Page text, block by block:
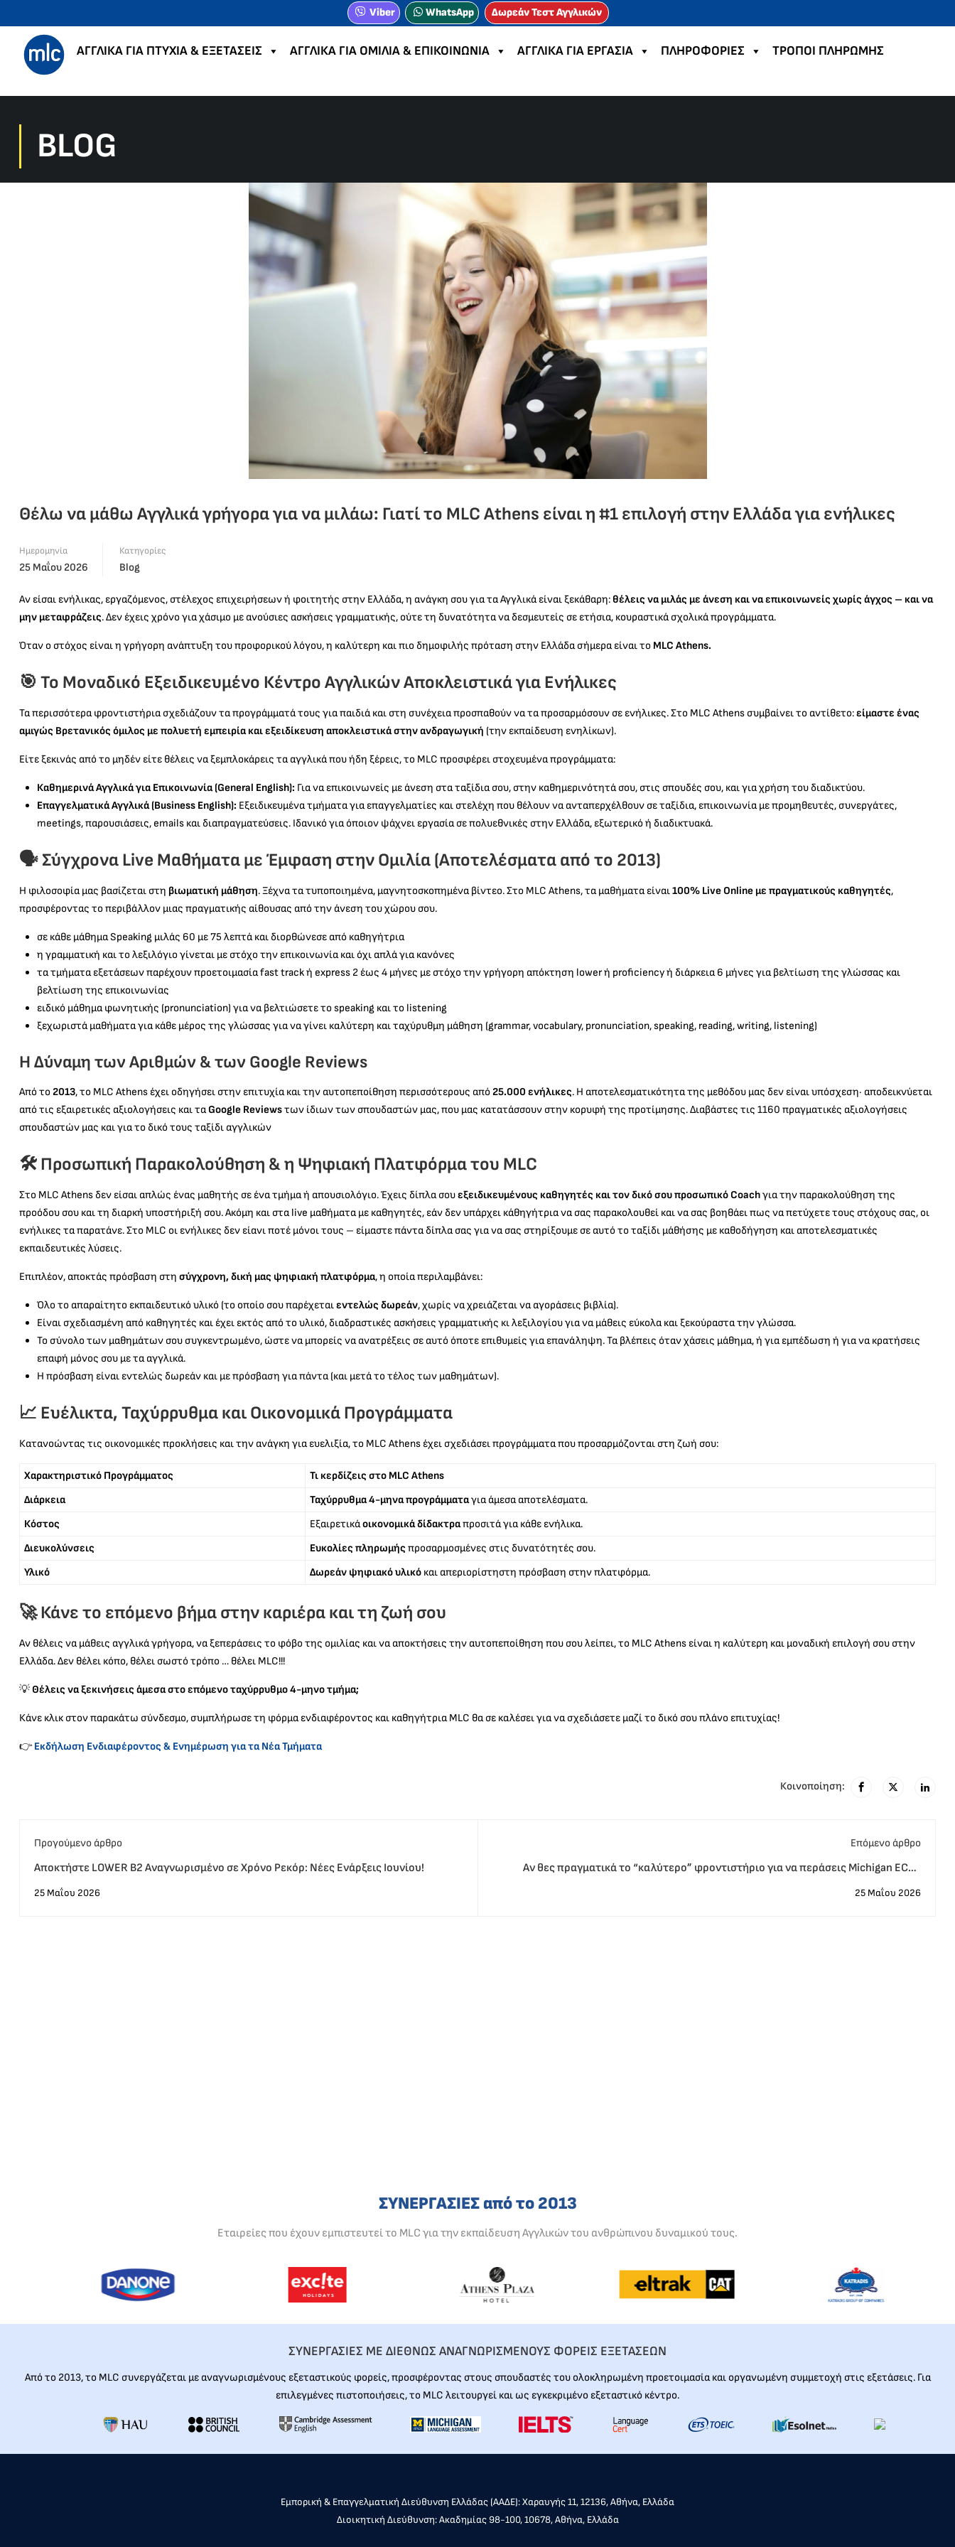
Viber WhatsApp Δωρεάν Τεστ Αγγλικών
ΑΓΓΛΙΚΑ ΓΙΑ ΠΤΥΧΙΑ & ΕΞΕΤΑΣΕΙΣ ΑΓΓΛΙΚΑ ΓΙΑ ΟΜΙΛΙΑ & ΕΠΙΚΟΙΝΩΝΙΑ ΑΓΓΛΙΚΑ ΓΙΑ ΕΡΓΑΣΙΑ ΠΛΗΡΟΦΟΡΙΕΣ TΡΟΠΟΙ ΠΛΗΡΩΜΗΣ
BLOG
Θέλω να μάθω Αγγλικά γρήγορα για να μιλάω: Γιατί το MLC Athens είναι η #1 επιλογή στην Ελλάδα για ενήλικες
Ημερομηνία
25 Μαΐου 2026
Κατηγορίες
Blog
Αν είσαι ενήλικας, εργαζόμενος, στέλεχος επιχειρήσεων ή φοιτητής στην Ελλάδα, η ανάγκη σου για τα Αγγλικά είναι ξεκάθαρη: θέλεις να μιλάς με άνεση και να επικοινωνείς χωρίς άγχος – και να
μην μεταφράζεις. Δεν έχεις χρόνο για χάσιμο με ανούσιες ασκήσεις γραμματικής, ούτε τη δυνατότητα να δεσμευτείς σε ετήσια, κουραστικά σχολικά προγράμματα.
Όταν ο στόχος είναι η γρήγορη ανάπτυξη του προφορικού λόγου, η καλύτερη και πιο δημοφιλής πρόταση στην Ελλάδα σήμερα είναι το MLC Athens.
🎯 Το Μοναδικό Εξειδικευμένο Κέντρο Αγγλικών Αποκλειστικά για Ενήλικες
Τα περισσότερα φροντιστήρια σχεδιάζουν τα προγράμματά τους για παιδιά και στη συνέχεια προσπαθούν να τα προσαρμόσουν σε ενήλικες. Στο MLC Athens συμβαίνει το αντίθετο:είμαστε ένας
αμιγώς Βρετανικός όμιλος με πολυετή εμπειρία και εξειδίκευση αποκλειστικά στην ανδραγωγική (την εκπαίδευση ενηλίκων).
Είτε ξεκινάς από το μηδέν είτε θέλεις να ξεμπλοκάρεις τα αγγλικά που ήδη ξέρεις, το MLC προσφέρει στοχευμένα προγράμματα:
Καθημερινά Αγγλικά για Επικοινωνία (General English): Για να επικοινωνείς με άνεση στα ταξίδια σου, στην καθημερινότητά σου, στις σπουδές σου, και για χρήση του διαδικτύου.
Επαγγελματικά Αγγλικά (Business English): Εξειδικευμένα τμήματα για επαγγελματίες και στελέχη που θέλουν να ανταπερχέλθουν σε ταξίδια, επικοινωνία με προμηθευτές, συνεργάτες,
meetings, παρουσιάσεις, emails και διαπραγματεύσεις. Ιδανικό για όποιον ψάχνει εργασία σε πολυεθνικές στην Ελλάδα, εξωτερικό ή διαδικτυακά.
🗣️ Σύγχρονα Live Μαθήματα με Έμφαση στην Ομιλία (Αποτελέσματα από το 2013)
Η φιλοσοφία μας βασίζεται στη βιωματική μάθηση. Ξέχνα τα τυποποιημένα, μαγνητοσκοπημένα βίντεο. Στο MLC Athens, τα μαθήματα είναι100% Live Online με πραγματικούς καθηγητές,
προσφέροντας το περιβάλλον μιας πραγματικής αίθουσας από την άνεση του χώρου σου.
σε κάθε μάθημα Speaking μιλάς 60 με 75 λεπτά και διορθώνεσε από καθηγήτρια
η γραμματική και το λεξιλόγιο γίνεται με στόχο την επικοινωνία και όχι απλά για κανόνες
τα τμήματα εξετάσεων παρέχουν προετοιμασία fast track ή express 2 έως 4 μήνες με στόχο την γρήγορη απόκτηση lower ή proficiency ή διάρκεια 6 μήνες για βελτίωση της γλώσσας και
βελτίωση της επικοινωνίας
ειδικό μάθημα φωνητικής (pronunciation) για να βελτιώσετε το speaking και το listening
ξεχωριστά μαθήματα για κάθε μέρος της γλώσσας για να γίνει καλύτερη και ταχύρυθμη μάθηση (grammar, vocabulary, pronunciation, speaking, reading, writing, listening)
Η Δύναμη των Αριθμών & των Google Reviews
Από το2013, το MLC Athens έχει οδηγήσει στην επιτυχία και την αυτοπεποίθηση περισσότερους από25.000 ενήλικες. Η αποτελεσματικότητα της μεθόδου μας δεν είναι υπόσχεση· αποδεικνύεται
από τις εξαιρετικές αξιολογήσεις και ταGoogle Reviewsτων ίδιων των σπουδαστών μας, που μας κατατάσσουν στην κορυφή της προτίμησης. Διαβάστες τις 1160 πραγματικές αξιολογήσεις
σπουδαστών μας και για το δικό τους ταξίδι αγγλικών
🛠️ Προσωπική Παρακολούθηση & η Ψηφιακή Πλατφόρμα του MLC
Στο MLC Athens δεν είσαι απλώς ένας μαθητής σε ένα τμήμα ή απουσιολόγιο. Έχεις δίπλα σουεξειδικευμένους καθηγητές και τον δικό σου προσωπικό Coachγια την παρακολούθηση της
προόδου σου και τη διαρκή υποστήριξή σου. Ακόμη και στα live μαθήματα με καθηγητές, εάν δεν υπάρχει κάθηγήτρια να σας παρακολουθεί και να σας βοηθάει πως να πετύχετε τους στόχους σας, οι
ενήλικες τα παρατάνε. Στο MLC οι ενήλικες δεν είανι ποτέ μόνοι τους – είμαστε πάντα δίπλα σας για να σας στηρίξουμε σε αυτό το ταξίδι μάθήσης με καθοδήγηση και αποτελεσματικές
εκπαιδευτικές λύσεις.
Επιπλέον, αποκτάς πρόσβαση στη σύγχρονη, δική μας ψηφιακή πλατφόρμα, η οποία περιλαμβάνει:
Όλο το απαραίτητο εκπαιδευτικό υλικό (το οποίο σου παρέχεταιεντελώς δωρεάν, χωρίς να χρειάζεται να αγοράσεις βιβλία).
Είναι σχεδιασμένη από καθηγητές και έχει εκτός από το υλικό, διαδραστικές ασκήσεις γραμματικής κι λεξιλογίου για να μάθεις εύκολα και ξεκούραστα την γλώσσα.
Το σύνολο των μαθημάτων σου συγκεντρωμένο, ώστε να μπορείς να ανατρέξεις σε αυτό όποτε επιθυμείς για επανάληψη. Τα βλέπεις όταν χάσεις μάθημα, ή για εμπέδωση ή για να κρατήσεις
επαφή μόνος σου με τα αγγλικά.
Η πρόσβαση είναι εντελώς δωρεάν και με πρόσβαση για πάντα (και μετά το τέλος των μαθημάτων).
📈 Ευέλικτα, Ταχύρρυθμα και Οικονομικά Προγράμματα
Κατανοώντας τις οικονομικές προκλήσεις και την ανάγκη για ευελιξία, το MLC Athens έχει σχεδιάσει προγράμματα που προσαρμόζονται στη ζωή σου:
Χαρακτηριστικό Προγράμματος
Τι κερδίζεις στο MLC Athens
Διάρκεια
Ταχύρρυθμα 4-μηνα προγράμματαγια άμεσα αποτελέσματα.
Κόστος
Εξαιρετικάοικονομικά δίδακτραπροσιτά για κάθε ενήλικα.
Διευκολύνσεις
Ευκολίες πληρωμής προσαρμοσμένες στις δυνατότητές σου.
Υλικό
Δωρεάν ψηφιακό υλικό και απεριορίστηστη πρόσβαση στην πλατφόρμα.
🚀 Κάνε το επόμενο βήμα στην καριέρα και τη ζωή σου
Αν θέλεις να μάθεις αγγλικά γρήγορα, να ξεπεράσεις το φόβο της ομιλίας και να αποκτήσεις την αυτοπεποίθηση που σου λείπει, το MLC Athens είναι η καλύτερη και μοναδική επιλογή σου στην
Ελλάδα. Δεν θέλει κόπο, θέλει σωστό τρόπο … θέλει MLC!!!
💡 Θέλεις να ξεκινήσεις άμεσα στο επόμενο ταχύρρυθμο 4-μηνο τμήμα;
Κάνε κλικ στον παρακάτω σύνδεσμο, συμπλήρωσε τη φόρμα ενδιαφέροντος και καθηγήτρια MLC θα σε καλέσει για να σχεδιάσετε μαζί το δικό σου πλάνο επιτυχίας!
👉 Εκδήλωση Ενδιαφέροντος & Ενημέρωση για τα Νέα Τμήματα
Κοινοποίηση:
Προγούμενο άρθρο
Αποκτήστε LOWER B2 Αναγνωρισμένο σε Χρόνο Ρεκόρ: Νέες Ενάρξεις Ιουνίου!
25 Μαΐου 2026
Eπόμενο άρθρο
Αν θες πραγματικά το “καλύτερο” φροντιστήριο για να περάσεις Michigan ECPE
γρήγορα: MLC-Η κορυφαία επιλογή για ενήλικες online live
25 Μαΐου 2026
ΣΥΝΕΡΓΑΣΙΕΣ από το 2013
Εταιρείες που έχουν εμπιστευτεί το MLC για την εκπαίδευση Αγγλικών του ανθρώπινου δυναμικού τους.
ΣΥΝΕΡΓΑΣΙΕΣ ΜΕ ΔΙΕΘΝΩΣ ΑΝΑΓΝΩΡΙΣΜΕΝΟΥΣ ΦΟΡΕΙΣ ΕΞΕΤΑΣΕΩΝ
Από το 2013, το MLC συνεργάζεται με αναγνωρισμένους εξεταστικούς φορείς, προσφέροντας στους σπουδαστές του ολοκληρωμένη προετοιμασία και οργανωμένη συμμετοχή στις εξετάσεις. Για
επιλεγμένες πιστοποιήσεις, το MLC λειτουργεί και ως εγκεκριμένο εξεταστικό κέντρο.
Εμπορική & Επαγγελματική Διεύθυνση Ελλάδας (ΑΑΔΕ): Χαραυγής 11, 12136, Αθήνα, Ελλάδα
Διοικητική Διεύθυνση: Ακαδημίας 98-100, 10678, Αθήνα, Ελλάδα